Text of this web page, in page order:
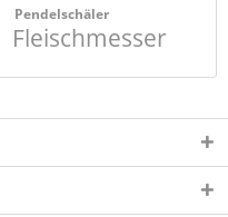
Pendelschäler
Fleischmesser